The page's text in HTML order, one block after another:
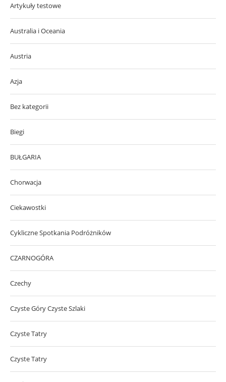
Artykuły testowe
Australia i Oceania
Austria
Azja
Bez kategorii
Biegi
BUŁGARIA
Chorwacja
Ciekawostki
Cykliczne Spotkania Podróżników
CZARNOGÓRA
Czechy
Czyste Góry Czyste Szlaki
Czyste Tatry
Czyste Tatry